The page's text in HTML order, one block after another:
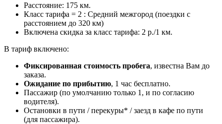
Расстояние: 175 км.
Класс тарифа = 2 : Средний межгород (поездки с
расстоянием до 320 км)
Включена скидка за класс тарифа: 2 р./1 км.
В тариф включено:
Фиксированная стоимость пробега, известна Вам до
заказа.
Ожидание по прибытию, 1 час бесплатно.
Пассажир (по умолчанию только 1, и по согласию
водителя).
Остановки в пути / перекуры* / заезд в кафе по пути
(для пассажира).